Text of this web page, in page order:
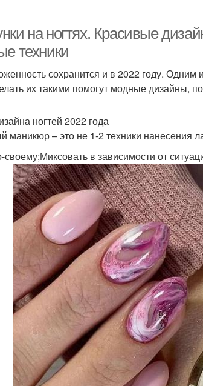
на ногтях. Красивые
техники
сохранится и в 2022 году.
их такими помогут модные дизайны,
ногтей 2022 года
– это не 1-2 техники нанесения
своему;Миксовать в зависимости от